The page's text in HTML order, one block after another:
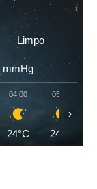
Limpo
mmHg
04:00
24°C
05:00
24°C
›